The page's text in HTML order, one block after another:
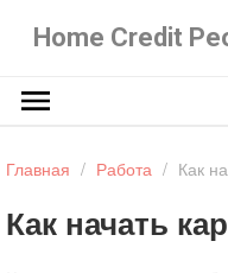
Home Credit
Главная / Работа / Как
Как начать